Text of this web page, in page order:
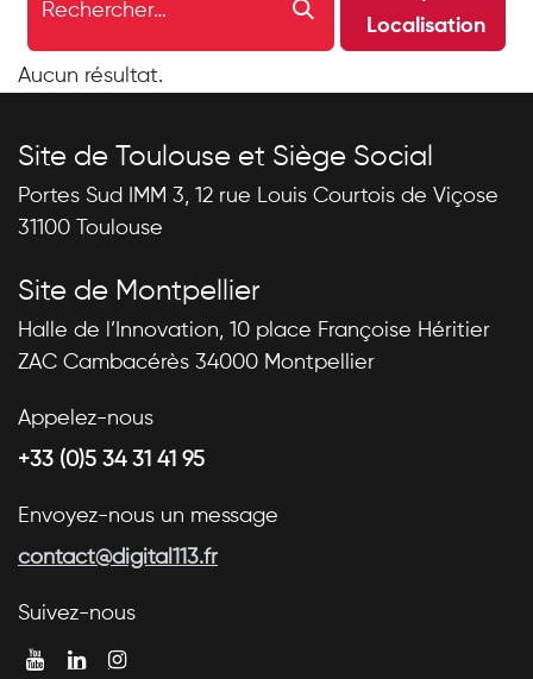
Localisation
Aucun résultat.
Site de Toulouse et Siège Social
Portes Sud IMM 3, 12 rue Louis Courtois de Viçose
31100 Toulouse
Site de Montpellier
Halle de l’Innovation, 10 place Françoise Héritier
ZAC Cambacérès 34000 Montpellier
Appelez-nous
+33 (0)5 34 31 41 95
Envoyez-nous un message
contact@digital113.fr
Suivez-nous